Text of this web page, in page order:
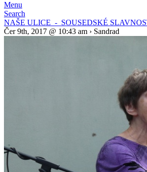
Menu
Search
NAŠE ULICE - SOUSEDSKÉ
Čer 9th, 2017 @ 10:43 am › Sandrad